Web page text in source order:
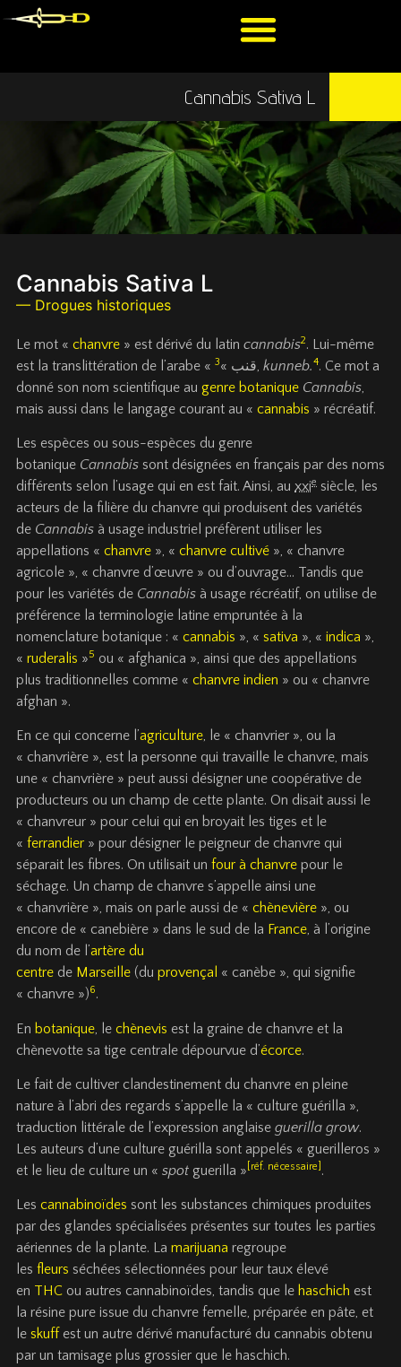
Cannabis Sativa L
Cannabis Sativa L
— Drogues historiques
Le mot « chanvre » est dérivé du latin cannabis2. Lui-même
est la translittération de l’arabe « قنب »
3 kunneb.4. Ce mot a
donné son nom scientifique au genre botanique Cannabis
mais aussi dans le langage courant au « cannabis » récréatif.
Les espèces ou sous-espèces du genre
botanique Cannabis sont désignées en français par des noms
différents selon l’usage qui en est fait. Ainsi, au xxie siècle, les
acteurs de la filière du chanvre qui produisent des variétés
de Cannabis à usage industriel préfèrent utiliser les
appellations « chanvre », « chanvre cultivé », « chanvre
agricole », « chanvre d’œuvre » ou d’ouvrage… Tandis que
pour les variétés de Cannabis à usage récréatif, on utilise de
préférence la terminologie latine empruntée à la
nomenclature botanique : « cannabis », « sativa », « indica »,
« ruderalis »5 ou « afghanica », ainsi que des appellations
plus traditionnelles comme « chanvre indien » ou « chanvre
afghan ».
En ce qui concerne l’agriculture, le « chanvrier », ou la
« chanvrière », est la personne qui travaille le chanvre, mais
une « chanvrière » peut aussi désigner une coopérative de
producteurs ou un champ de cette plante. On disait aussi le
« chanvreur » pour celui qui en broyait les tiges et le
« ferrandier » pour désigner le peigneur de chanvre qui
séparait les fibres. On utilisait un four à chanvre pour le
séchage. Un champ de chanvre s’appelle ainsi une
« chanvrière », mais on parle aussi de « chènevière », ou
encore de « canebière » dans le sud de la France, à l’origine
du nom de l’artère du
centre de Marseille (du provençal « canèbe », qui signifie
« chanvre »)6.
En botanique, le chènevis est la graine de chanvre et la
chènevotte sa tige centrale dépourvue d’écorce.
Le fait de cultiver clandestinement du chanvre en pleine
nature à l’abri des regards s’appelle la « culture guérilla »,
traduction littérale de l’expression anglaise guerilla grow.
Les auteurs d’une culture guérilla sont appelés « guerilleros »
et le lieu de culture un « spot guerilla » [réf. nécessaire] .
Les cannabinoïdes sont les substances chimiques produites
par des glandes spécialisées présentes sur toutes les parties
aériennes de la plante. La marijuana regroupe
les fleurs séchées sélectionnées pour leur taux élevé
en THC ou autres cannabinoïdes, tandis que le haschich est
la résine pure issue du chanvre femelle, préparée en pâte, et
le skuff est un autre dérivé manufacturé du cannabis obtenu
par un tamisage plus grossier que le haschich.